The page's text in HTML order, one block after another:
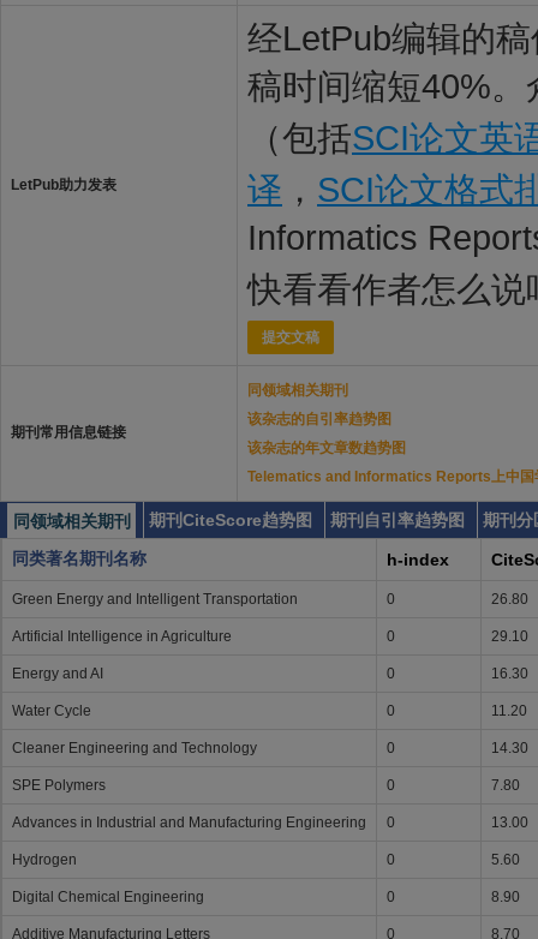
LetPub助力发表
经LetPub编辑的
稿时间缩短40%
（包括SCI论文英
译 ， SCI论文格式
Informatics
快看看作者怎么说
提交文稿
期刊常用信息链接
同领域相关期刊
该杂志的自引率趋势图
该杂志的年文章数趋势图
Telematics and Informatics Reports上中国
同领域相关期刊 期刊CiteScore趋势图 期刊自引率趋势图
期刊分
同类著名期刊名称
h-index
Green Energy and Intelligent Transportation 0 26.80
Artificial Intelligence in Agriculture 0 29.10
Energy and AI 0 16.30
Water Cycle 0 11.20
Cleaner Engineering and Technology 0 14.30
SPE Polymers 0 7.80
Advances in Industrial and Manufacturing Engineering 0 13.00
Hydrogen 0 5.60
Digital Chemical Engineering 0 8.90
Additive Manufacturing Letters 0 8.70